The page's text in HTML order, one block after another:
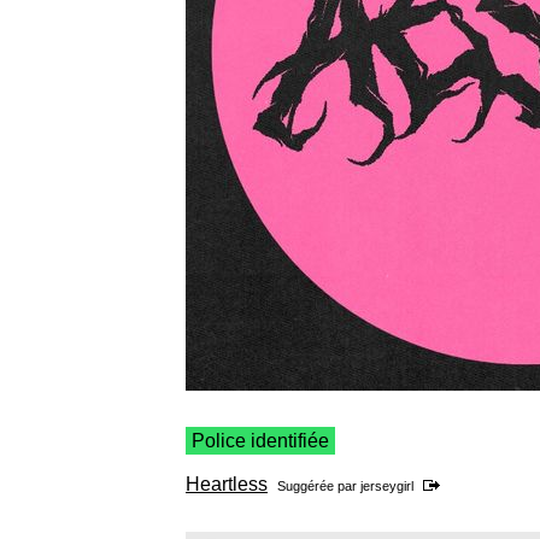
Police identifiée
Heartless Suggérée par jerseygirl